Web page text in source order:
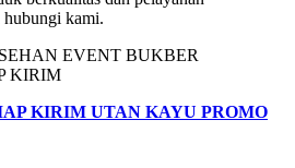
hubungi kami.
KIRIM UTAN KAYU PROMO